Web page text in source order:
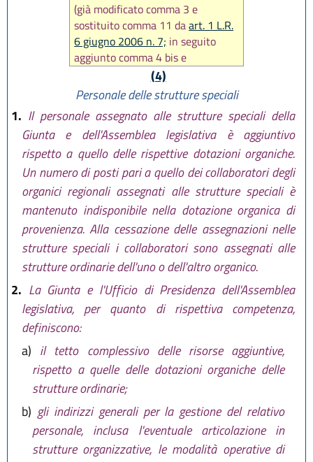
(già modificato comma 3 e
sostituito comma 11 daart. 1 L.R.
6 giugno 2006 n. 7; in seguito
aggiunto comma 4 bis e
modificato comma 5 da
29 dicembre 2006 n. 20,
sostituito comma 5 daart. 29 L.R.
26 luglio 2007 n. 13 , sostituito
intero articolo da
art. 6 L.R. 29
ottobre 2008 n. 17, modificato
comma 5 daart. 50 L.R. 12
febbraio 2010, n. 4, modificato
comma 12 daart. 4 L.R. 18
novembre 2014, n. 24 , sostituito
comma 5 daart. 13 L.R. 12 marzo
2015 n. 1 , ancora aggiunto
comma 12 bis daart. 7 L.R. 9
maggio 2016, n. 7 . In seguito
sostituiti commi 4, 5 e 12 bis e
lett. b) comma 6, modificati lett. b)
comma 2, commi 10 e 11 e
aggiunto comma 5 bis daart. 2
L.R. 20 dicembre 2018, n. 21 )
(4)
Personale delle strutture speciali
1. Il personale assegnato alle strutture speciali della
Giunta e dell'Assemblea legislativa è aggiuntivo
rispetto a quello delle rispettive dotazioni organiche.
Un numero di posti pari a quello dei collaboratori degli
organici regionali assegnati alle strutture speciali è
mantenuto indisponibile nella dotazione organica di
provenienza. Alla cessazione delle assegnazioni nelle
strutture speciali i collaboratori sono assegnati alle
strutture ordinarie dell'uno o dell'altro organico.
2. La Giunta e l'Ufficio di Presidenza dell'Assemblea
legislativa, per quanto di rispettiva competenza,
definiscono:
a) il tetto complessivo delle risorse aggiuntive,
rispetto a quelle delle dotazioni organiche delle
strutture ordinarie;
b) gli indirizzi generali per la gestione del relativo
personale, inclusa l'eventuale articolazione in
strutture organizzative, le modalità operative di